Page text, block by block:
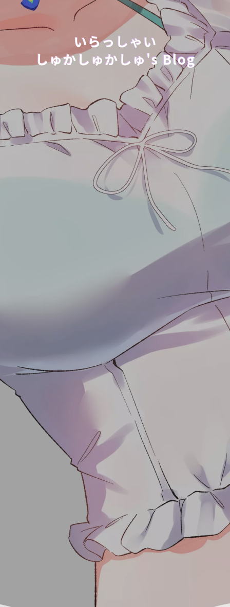
いらっしゃい
しゅかしゅかしゅ's Blog